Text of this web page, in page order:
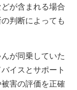
が含まれる場合
判断によっても
が同乗していた
イスとサポート
害の評価を正確